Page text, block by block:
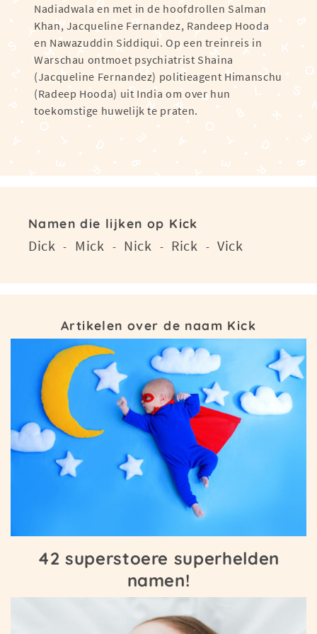
Nadiadwala en met in de hoofdrollen Salman
Khan, Jacqueline Fernandez, Randeep Hooda
en Nawazuddin Siddiqui. Op een treinreis in
Warschau ontmoet psychiatrist Shaina
(Jacqueline Fernandez) politieagent Himanschu
(Radeep Hooda) uit India om over hun
toekomstige huwelijk te praten.
Namen die lijken op Kick
Dick - Mick - Nick - Rick -Vick
Artikelen over de naam Kick
42 superstoere superhelden
namen!